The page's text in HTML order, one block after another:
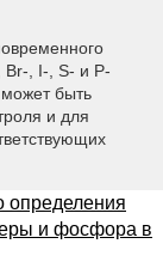
Br-, I-, S- и Р-
может быть
и для
определения
и фосфора в